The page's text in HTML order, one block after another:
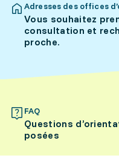
Adresses des offices
Vous souhaitez
consultation et
proche.
FAQ
Questions
posées